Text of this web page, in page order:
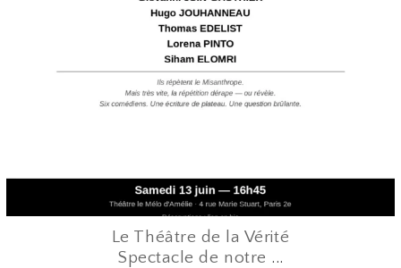
Le Théâtre de la Vérité
Spectacle de notre ...